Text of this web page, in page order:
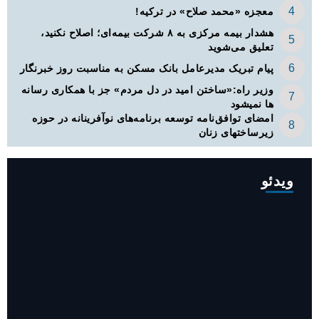
معجزه «محمد صلاح» در ترکیه!
هشدار بیمه مرکزی به ۸ شرکت بیمه‌ای؛ اصلاح نکنید،
تعلیق می‌شوید
پیام تبریک مدیرعامل بانک مسکن به مناسبت روز خبرنگار
وزیر راه:«ساختن امید در دل مردم» جز با همکاری رسانه
ها نمیشود
امضای توافق‌نامه توسعه برنامه‌های نوآفرینانه در حوزه
زیرساخت‏های زنان
ویدئو